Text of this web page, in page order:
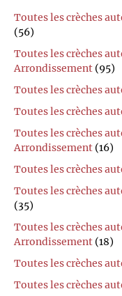
Toutes les crèches
(56)
Toutes les crèches
Arrondissement (95)
Toutes les crèches
Toutes les crèches
Toutes les crèches
Arrondissement (16)
Toutes les crèches
Toutes les crèches
(35)
Toutes les crèches
Arrondissement (18)
Toutes les crèches
Toutes les crèches